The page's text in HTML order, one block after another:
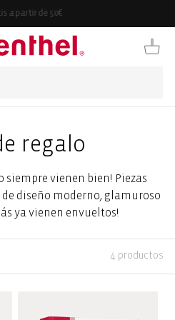
a partir de 50€
Carrito
regalo
siempre vienen bien! Piezas
diseño moderno, glamuroso
ya vienen envueltos!
4 productos